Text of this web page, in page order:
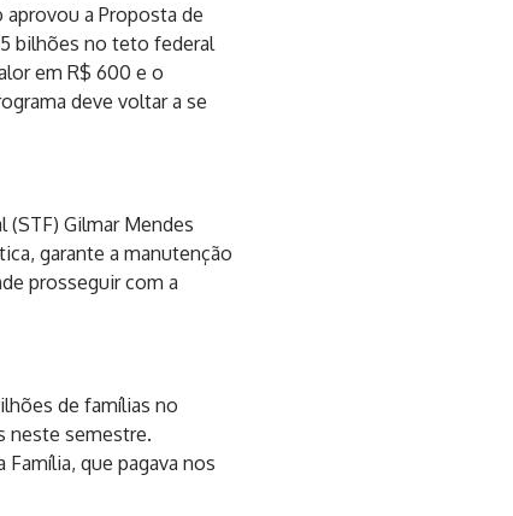
a Proposta de
bilhões no teto federal
em R$ 600 e o
deve voltar a se
Gilmar Mendes
garante a manutenção
prosseguir com a
de famílias no
neste semestre.
que pagava nos